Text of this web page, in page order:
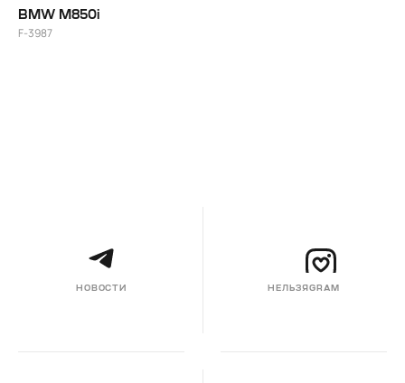
BMW M850i
F-3987
НОВОСТИ НЕЛЬЗЯGRAM